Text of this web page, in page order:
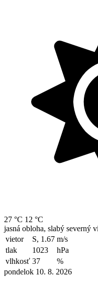
27 °C 12 °C
jasná obloha, slabý severný
vietor
S, 1.67 m/s
tlak
1023
hPa
vlhkosť 37
%
pondelok 10. 8. 2026